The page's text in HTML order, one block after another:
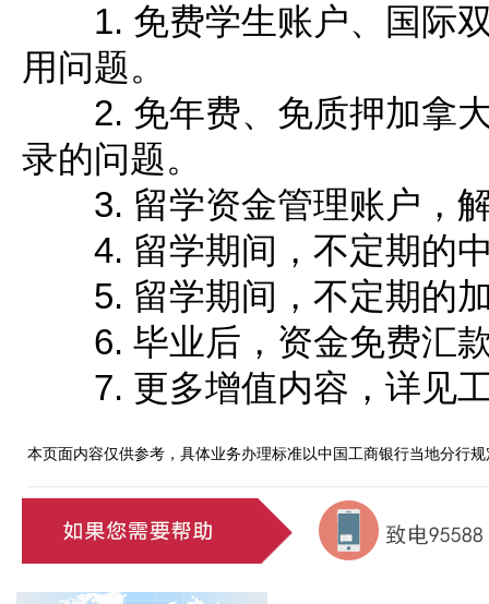
1. 免费学生账户、国际双
用问题。
2. 免年费、免质押加拿大
录的问题。
3. 留学资金管理账户，解
4. 留学期间，不定期的中
5. 留学期间，不定期的加
6. 毕业后，资金免费汇款
7. 更多增值内容，详见工
本页面内容仅供参考，具体业务办理标准以中国工商银行当地分行